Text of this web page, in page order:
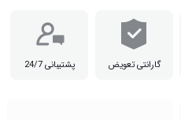
گارانتی تعویض پشتیبانی 24/7